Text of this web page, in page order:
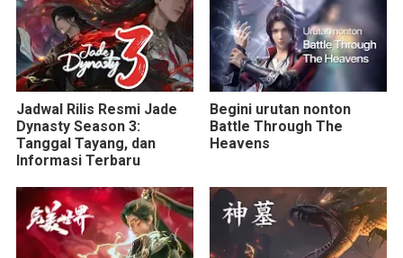
Jadwal Rilis Resmi Jade
Dynasty Season 3:
Tanggal Tayang, dan
Informasi Terbaru
Begini urutan nonton
Battle Through The
Heavens